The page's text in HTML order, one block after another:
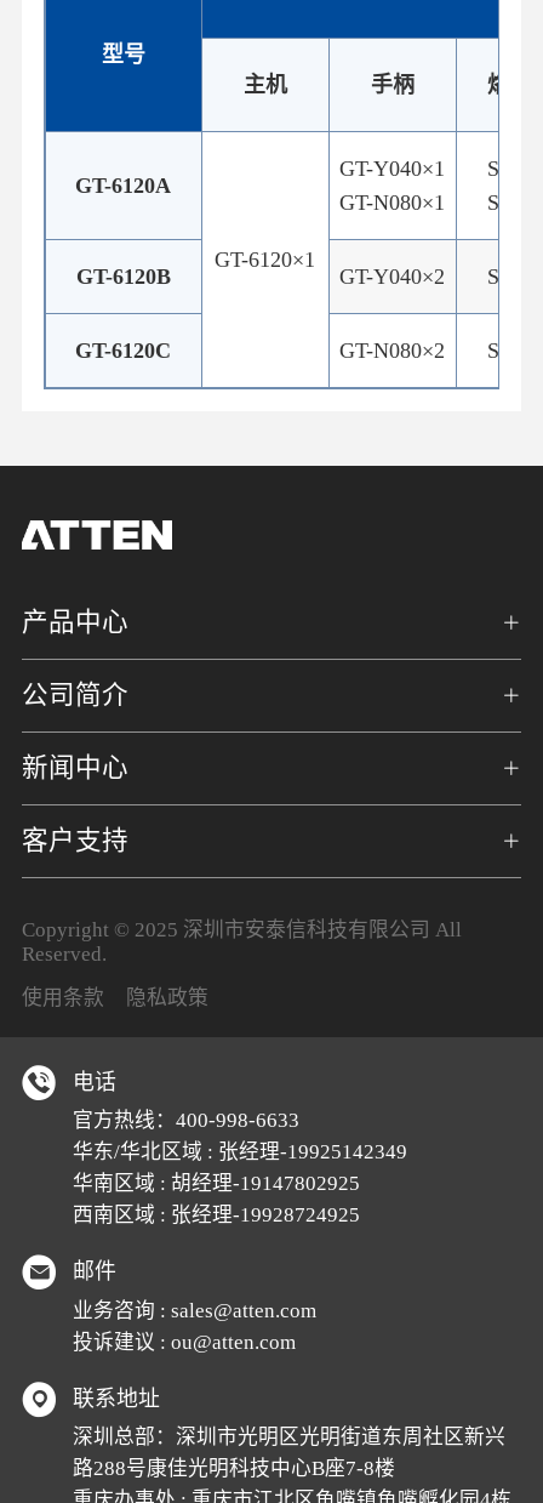
型号
主机
手柄 烙铁
GT-6120A
GT-6120×1
GT-Y040×1
GT-N080×1
S-
S-
GT-6120B GT-Y040×2 S-
GT-6120C GT-N080×2 S-
产品中心
公司简介
新闻中心
客户支持
Copyright © 2025 深圳市安泰信科技有限公司 All
Reserved.
使用条款
隐私政策
电话
官方热线： 400-998-6633
华东/华北区域 : 张经理-19925142349
华南区域 : 胡经理-19147802925
西南区域 : 张经理-19928724925
邮件
业务咨询 : sales@atten.com
投诉建议 : ou@atten.com
联系地址
深圳总部：深圳市光明区光明街道东周社区新兴
路288号康佳光明科技中心B座7-8楼